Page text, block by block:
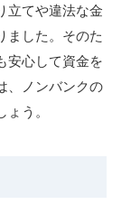
立てや違法な金
ました。そのた
安心して資金を
、ノンバンクの
う。